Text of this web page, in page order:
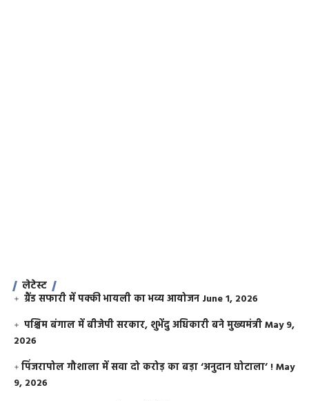
लेटेस्ट
ग्रैंड सफारी में पक्की भायली का भव्य आयोजन June 1, 2026
पश्चिम बंगाल में बीजेपी सरकार, शुभेंदु अधिकारी बने मुख्यमंत्रीMay 9,
2026
​पिंजरापोल गौशाला में सवा दो करोड़ का बड़ा ‘अनुदान घोटाला’ !May
9, 2026